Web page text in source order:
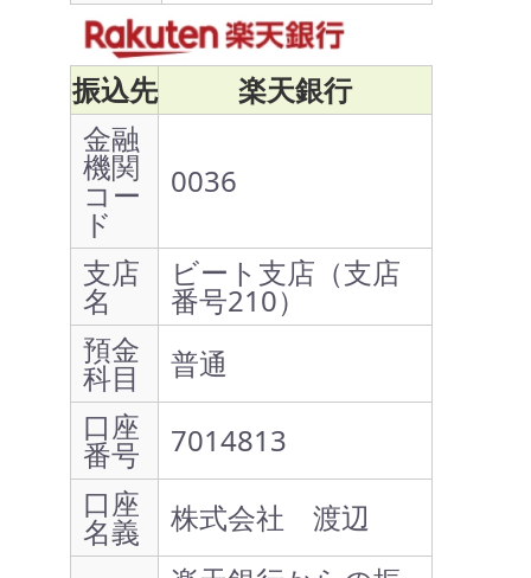
振込先
楽天銀行
金融
機関
コー
ド
0036
支店
名
ビート支店（支店
番号210）
預金
科目
普通
口座
番号
7014813
口座
名義
株式会社 渡辺